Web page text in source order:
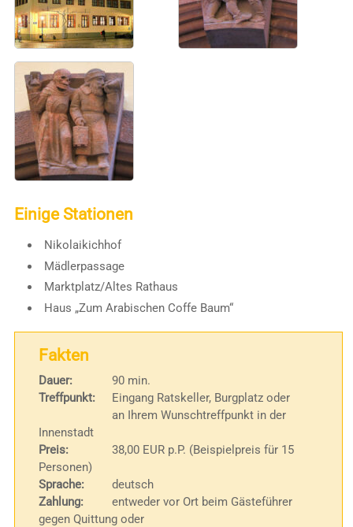
Einige Stationen
Nikolaikichhof
Mädlerpassage
Marktplatz/Altes Rathaus
Haus „Zum Arabischen Coffe Baum“
Fakten
Dauer:
90 min.
Treffpunkt:
Eingang Ratskeller, Burgplatz oder
an Ihrem Wunschtreffpunkt in der
Innenstadt
Preis:
38,00 EUR p.P. (Beispielpreis für 15
Personen)
Sprache:
deutsch
Zahlung:
entweder vor Ort beim Gästeführer
gegen Quittung oder